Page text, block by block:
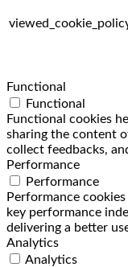
Functional
Functional
Functional cookies
sharing the content
collect feedbacks,
Performance
Performance
Performance
key performance
delivering a better
Analytics
Analytics